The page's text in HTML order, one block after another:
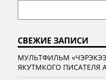
СВЕЖИЕ ЗАПИСИ
МУЛЬТФИЛЬМ
ЯКУТМКОГО ПИСАТЕЛЯ